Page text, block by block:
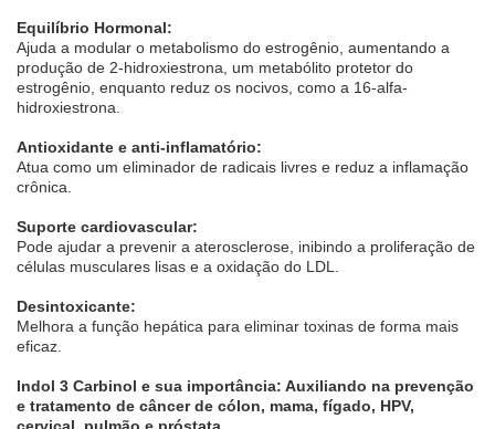
Equilíbrio Hormonal:
Ajuda a modular o metabolismo do estrogênio, aumentando a
produção de 2-hidroxiestrona, um metabólito protetor do
estrogênio, enquanto reduz os nocivos, como a 16-alfa-
hidroxiestrona.
Antioxidante e anti-inflamatório:
Atua como um eliminador de radicais livres e reduz a inflamação
crônica.
Suporte cardiovascular:
Pode ajudar a prevenir a aterosclerose, inibindo a proliferação de
células musculares lisas e a oxidação do LDL.
Desintoxicante:
Melhora a função hepática para eliminar toxinas de forma mais
eficaz.
Indol 3 Carbinol e sua importância: Auxiliando na prevenção
e tratamento de câncer de cólon, mama, fígado, HPV,